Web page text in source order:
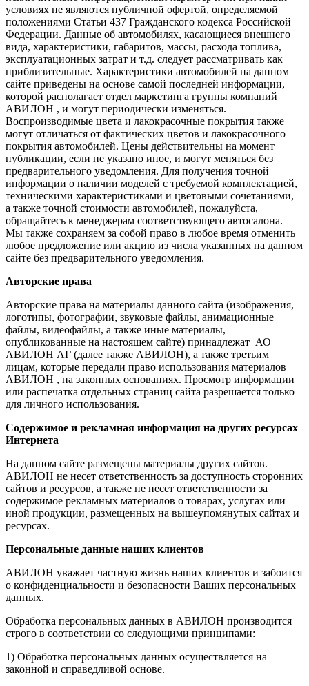
условиях не являются публичной офертой, определяемой
положениями Статьи 437 Гражданского кодекса Российской
Федерации. Данные об автомобилях, касающиеся внешнего
вида, характеристики, габаритов, массы, расхода топлива,
эксплуатационных затрат и т.д. следует рассматривать как
приблизительные. Характеристики автомобилей на данном
сайте приведены на основе самой последней информации,
которой располагает отдел маркетинга группы компаний
АВИЛОН , и могут периодически изменяться.
Воспроизводимые цвета и лакокрасочные покрытия также
могут отличаться от фактических цветов и лакокрасочного
покрытия автомобилей. Цены действительны на момент
публикации, если не указано иное, и могут меняться без
предварительного уведомления. Для получения точной
информации о наличии моделей с требуемой комплектацией,
техническими характеристиками и цветовыми сочетаниями,
а также точной стоимости автомобилей, пожалуйста,
обращайтесь к менеджерам соответствующего автосалона.
Мы также сохраняем за собой право в любое время отменить
любое предложение или акцию из числа указанных на данном
сайте без предварительного уведомления.
Авторские права
Авторские права на материалы данного сайта (изображения,
логотипы, фотографии, звуковые файлы, анимационные
файлы, видеофайлы, а также иные материалы,
опубликованные на настоящем сайте) принадлежат АО
АВИЛОН АГ (далее также АВИЛОН), а также третьим
лицам, которые передали право использования материалов
АВИЛОН , на законных основаниях. Просмотр информации
или распечатка отдельных страниц сайта разрешается только
для личного использования.
Содержимое и рекламная информация на других ресурсах
Интернета
На данном сайте размещены материалы других сайтов.
АВИЛОН не несет ответственность за доступность сторонних
сайтов и ресурсов, а также не несет ответственности за
содержимое рекламных материалов о товарах, услугах или
иной продукции, размещенных на вышеупомянутых сайтах и
ресурсах.
Персональные данные наших клиентов
АВИЛОН уважает частную жизнь наших клиентов и забоится
о конфиденциальности и безопасности Ваших персональных
данных.
Обработка персональных данных в АВИЛОН производится
строго в соответствии со следующими принципами:
1) Обработка персональных данных осуществляется на
законной и справедливой основе.